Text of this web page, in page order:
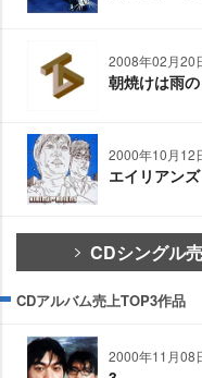
2008年02月20
朝焼けは雨
2000年10月12
エイリアンズ
CDシングル
CDアルバム売上TOP3作品
2000年11月08